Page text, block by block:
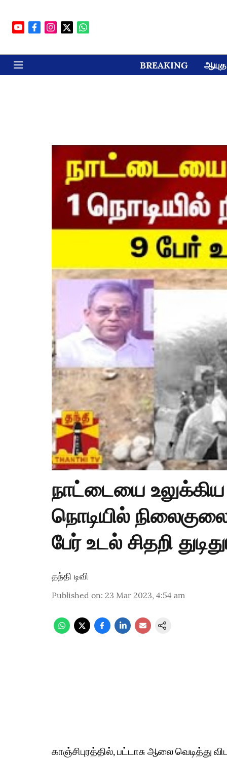
BREAKING ஆயுத
நாட்டையை உலுக்கிய
நொடியில்
பேர் உடல் சிதறி
தந்தி டிவி
Published on: 23 Mar 2023, 4:54 am
காஞ்சிபுரத்தில், பட்டாசு ஆலை வெடித்து